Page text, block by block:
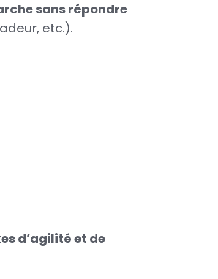
sans répondre
etc.).
d’agilité et de